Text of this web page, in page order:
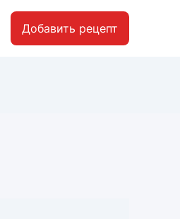
Добавить рецепт